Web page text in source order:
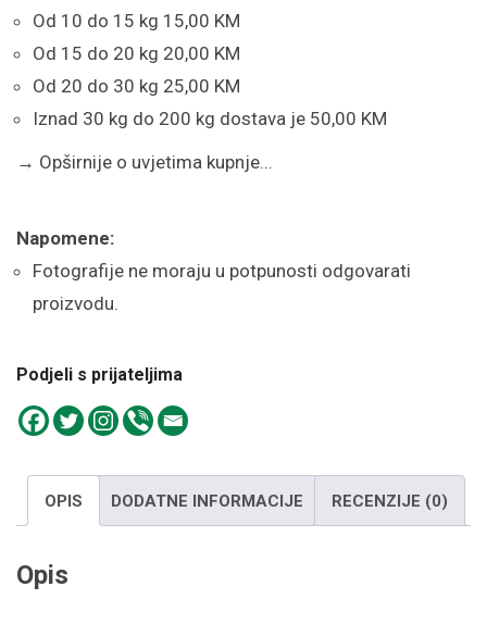
Od 10 do 15 kg 15,00 KM
Od 15 do 20 kg 20,00 KM
Od 20 do 30 kg 25,00 KM
Iznad 30 kg do 200 kg dostava je 50,00 KM
→ Opširnije o uvjetima kupnje...
Napomene:
Fotografije ne moraju u potpunosti odgovarati
proizvodu.
Podjeli s prijateljima
OPIS DODATNE INFORMACIJE RECENZIJE (0)
Opis